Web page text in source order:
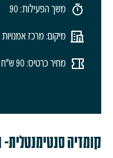
משך הפעילות: 90
מיקום: מרכז
מחיר כרטיס: 90 ש"ח
קומדיה סנטימנטלית-